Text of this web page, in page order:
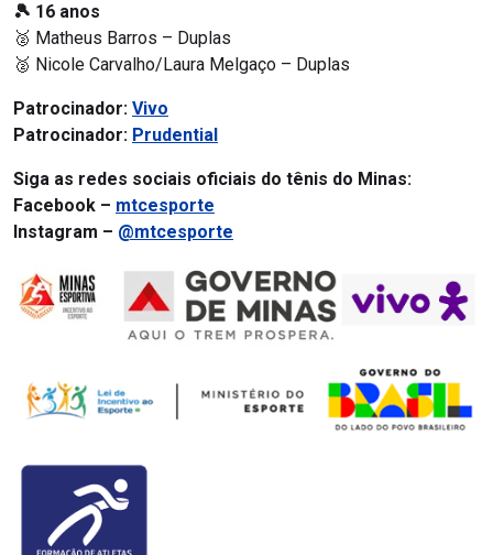
🎾 16 anos
🥈 Matheus Barros – Duplas
🥈 Nicole Carvalho/Laura Melgaço – Duplas
Patrocinador: Vivo
Patrocinador: Prudential
Siga as redes sociais oficiais do tênis do Minas:
Facebook – mtcesporte
Instagram – @mtcesporte